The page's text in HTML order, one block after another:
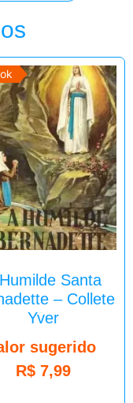
Santa
– Collete
Yver
sugerido
R$7,99